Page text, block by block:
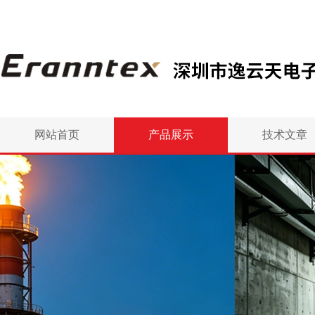
网站首页 产品展示 技术文章